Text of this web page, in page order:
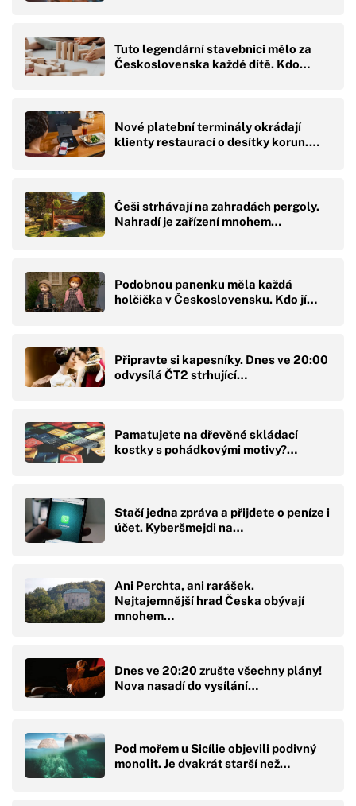
Tuto legendární stavebnici mělo za
Československa každé dítě. Kdo…
Nové platební terminály okrádají
klienty restaurací o desítky korun.…
Češi strhávají na zahradách pergoly.
Nahradí je zařízení mnohem…
Podobnou panenku měla každá
holčička v Československu. Kdo jí…
Připravte si kapesníky. Dnes ve 20:00
odvysílá ČT2 strhující…
Pamatujete na dřevěné skládací
kostky s pohádkovými motivy?…
Stačí jedna zpráva a přijdete o peníze i
účet. Kyberšmejdi na…
Ani Perchta, ani rarášek.
Nejtajemnější hrad Česka obývají
mnohem…
Dnes ve 20:20 zrušte všechny plány!
Nova nasadí do vysílání…
Pod mořem u Sicílie objevili podivný
monolit. Je dvakrát starší než…